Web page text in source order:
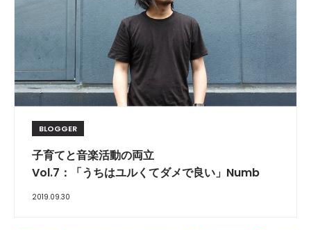
BLOGGER
子育てと音楽活動の両立
Vol.7：「うちはユルくてダメで良い」Numb
2019.09.30